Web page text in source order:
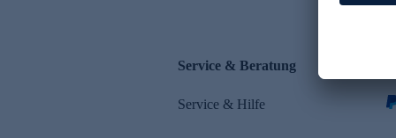
Service & Beratung
Service & Hilfe